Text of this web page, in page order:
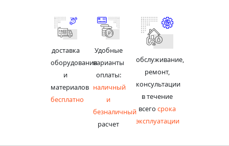
доставка
оборудования
и
материалов
бесплатно
Удобные
варианты
оплаты:
наличный
и
безналичный
расчет
обслуживание,
ремонт,
консультации
в течение
всегосрока
эксплуатации